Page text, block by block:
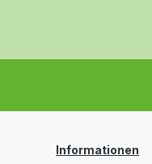
Informationen